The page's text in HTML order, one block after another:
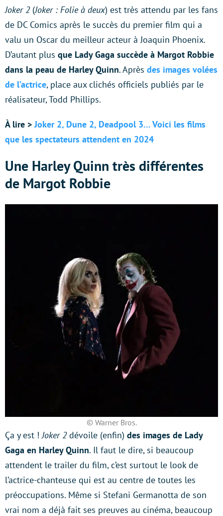
Joker 2 (Joker : Folie à deux) est très attendu par les fans
de DC Comics après le succès du premier film qui a
valu un Oscar du meilleur acteur à Joaquin Phoenix.
D’autant plus que Lady Gaga succède à Margot Robbie
dans la peau de Harley Quinn. Après des images volées
de l’actrice, place aux clichés officiels publiés par le
réalisateur, Todd Phillips.
À lire > Joker 2, Dune 2, Deadpool 3… Voici les films
que les spectateurs attendent en 2024
Une Harley Quinn très différentes
de Margot Robbie
© Warner Bros.
Ça y est ! Joker 2dévoile (enfin) des images de Lady
Gaga en Harley Quinn. Il faut le dire, si beaucoup
attendent le trailer du film, c’est surtout le look de
l’actrice-chanteuse qui est au centre de toutes les
préoccupations. Même si Stefani Germanotta de son
vrai nom a déjà fait ses preuves au cinéma, beaucoup